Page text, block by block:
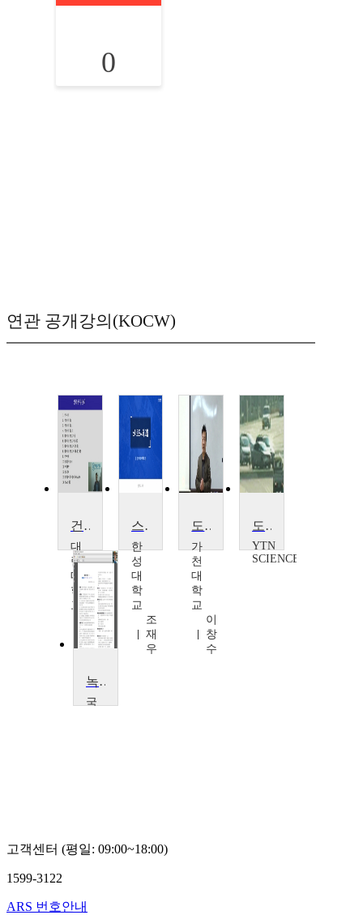
0
연관 공개강의(KOCW)
건축공정관리
대
림
대
학
교
권
오
철
스마트도시와 교통
한
성
대
학
교
조
재
우
도시 및 교통 지리학
가
천
대
학
교
이
창
수
도시인의 스트레스, 도로 교통 소음
YTN
SCIENCE
녹색건축시스템
국
고객센터 (평일: 09:00~18:00)
1599-3122
ARS 번호안내